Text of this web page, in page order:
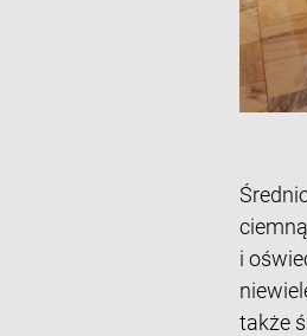
i
także